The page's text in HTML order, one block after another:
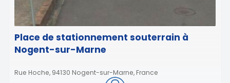
Place de stationnement souterrain à
Nogent-sur-Marne
Rue Hoche, 94130 Nogent-sur-Marne, France